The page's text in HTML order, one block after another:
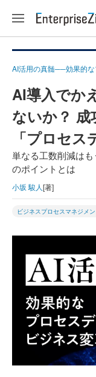
AI活用の真髄──効果的
AI導入でか
ないか？ 成
「プロセ
単なる工数削減は
のポイントとは
小坂 駿人[著]
ビジネスプロセスマネジメン